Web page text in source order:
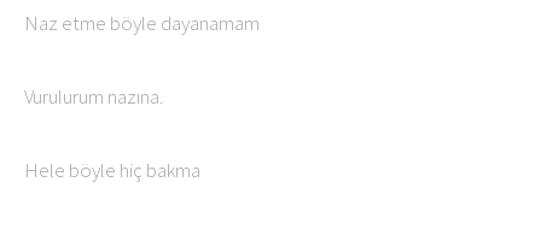
Naz etme böyle dayanamam
Vurulurum nazına.
Hele böyle hiç bakma